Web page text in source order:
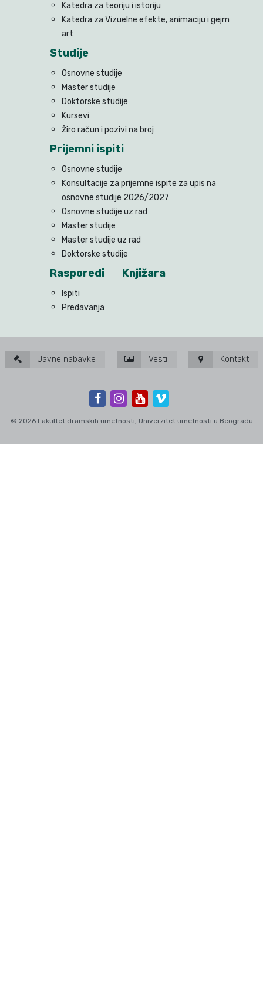
Katedra za teoriju i istoriju
Katedra za Vizuelne efekte, animaciju i gejm
art
Studije
Osnovne studije
Master studije
Doktorske studije
Kursevi
Žiro račun i pozivi na broj
Prijemni ispiti
Osnovne studije
Konsultacije za prijemne ispite za upis na
osnovne studije 2026/2027
Osnovne studije uz rad
Master studije
Master studije uz rad
Doktorske studije
Rasporedi
Ispiti
Predavanja
Knjižara
Javne nabavke Vesti Kontakt
© 2026 Fakultet dramskih umetnosti, Univerzitet umetnosti u Beogradu